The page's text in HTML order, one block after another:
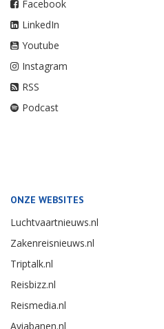
Facebook
LinkedIn
Youtube
Instagram
RSS
Podcast
ONZE WEBSITES
Luchtvaartnieuws.nl
Zakenreisnieuws.nl
Triptalk.nl
Reisbizz.nl
Reismedia.nl
Aviabanen.nl